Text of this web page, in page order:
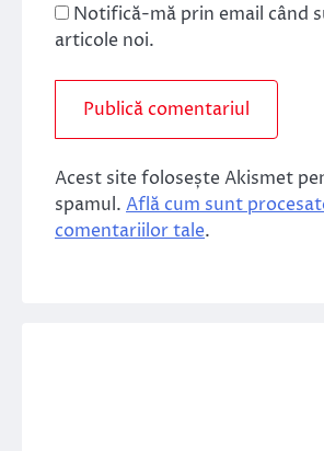
Notifică-mă prin email când
articole noi.
Acest site folosește Akismet
spamul. Află cum sunt
comentariilor tale.